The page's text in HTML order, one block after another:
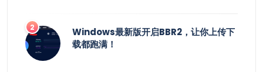
Windows最新版开启BBR2，让你上传下
载都跑满！